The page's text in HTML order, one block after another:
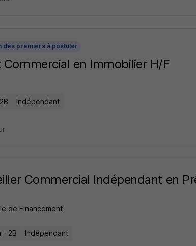
des premiers à postuler
Commercial en Immobilier H/F
Indépendant
Commercial Indépendant en
de Financement
- 2B Indépendant